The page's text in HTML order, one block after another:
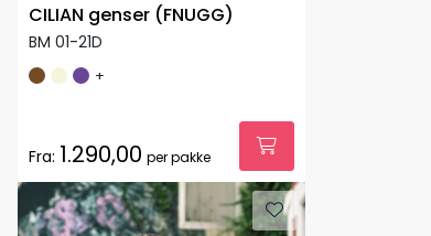
CILIAN genser (FNUGG)
BM 01-21D
+
Fra: 1.290,00 per pakke